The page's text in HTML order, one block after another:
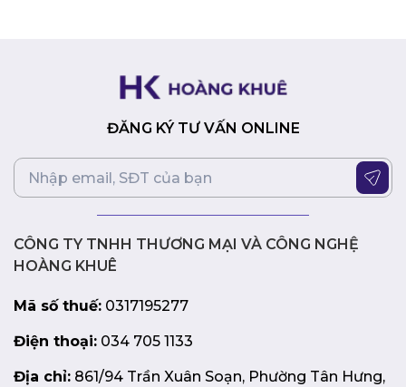
Ổ cứng SSD KINGMAX Zeus PQ3480 256GB M.2 PCIe
Gen 3×4 là sự lựa chọn tuyệt vời để nâng cấp hệ thống
của bạn, mang lại tốc độ vượt trội, dung lượng lưu trữ
giải pháp nâng cấp hiệu quả về chi phí cho mọi người
dùng.
ĐĂNG KÝ TƯ VẤN ONLINE
CÔNG TY TNHH THƯƠNG MẠI VÀ CÔNG NGHỆ
HOÀNG KHUÊ
Mã số thuế: 0317195277
Điện thoại: 034 705 1133
Địa chỉ: 861/94 Trần Xuân Soạn, Phường Tân Hưng,